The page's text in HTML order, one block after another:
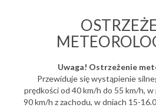
Uwaga! Ostrzeżenie
Przewiduje się wystąpienie
prędkości od 40 km/h do 55 km/h,
90 km/h z zachodu, w dniach 15-